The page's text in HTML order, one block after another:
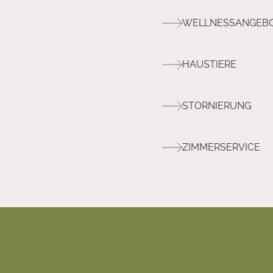
HAUSTIERE
STORNIERUNG
ZIMMERSERVICE